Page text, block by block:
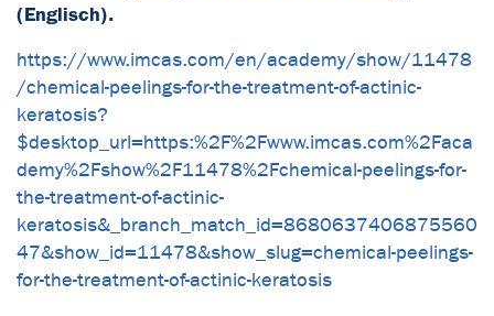
(Englisch).
https://www.imcas.com/en/academy/show/11478
/chemical-peelings-for-the-treatment-of-actinic-
keratosis?
$desktop_url=https:%2F%2Fwww.imcas.com%2Faca
demy%2Fshow%2F11478%2Fchemical-peelings-for-
the-treatment-of-actinic-
keratosis&_branch_match_id=8680637406875560
47&show_id=11478&show_slug=chemical-peelings-
for-the-treatment-of-actinic-keratosis